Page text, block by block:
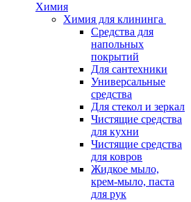
Химия
Химия для клининга
Средства для
напольных
покрытий
Для сантехники
Универсальные
средства
Для стекол и зеркал
Чистящие средства
для кухни
Чистящие средства
для ковров
Жидкое мыло,
крем-мыло, паста
для рук